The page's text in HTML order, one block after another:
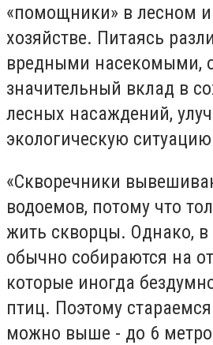
«помощники» в лесном
хозяйстве. Питаясь
вредными насекомыми,
значительный вклад в
лесных насаждений,
экологическую
«Скворечники
водоемов, потому что
жить скворцы. Однако, в
обычно собираются на
которые иногда
птиц. Поэтому
можно выше - до 6